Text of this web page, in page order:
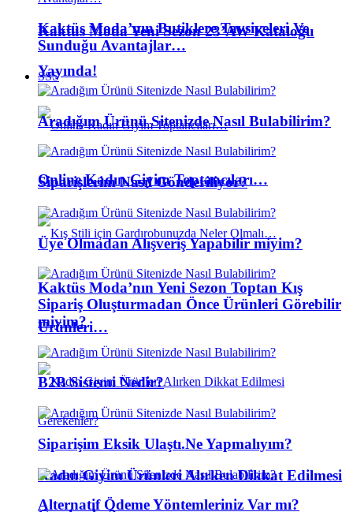
Kaktus Moda Yeni Sezon 23’AW Kataloğu
Yayında!
Online Kadın Giyim Toptancıları…
Kaktüs Moda’nın Yeni Sezon Toptan Kış
Ürünleri…
Kadın Giyim Ürünleri Alırken Dikkat Edilmesi
Kaktüs Moda’nın Butiklere Tavsiyeleri Ve
Sunduğu Avantajlar…
SSS
Aradığım Ürünü Sitenizde Nasıl Bulabilirim?
Siparişlerim Nasıl Gönderiliyor?
Üye Olmadan Alışveriş Yapabilir miyim?
Sipariş Oluşturmadan Önce Ürünleri Görebilir
miyim?
B2B Sistemi Nedir?
Siparişim Eksik Ulaştı.Ne Yapmalıyım?
Alternatif Ödeme Yöntemleriniz Var mı?